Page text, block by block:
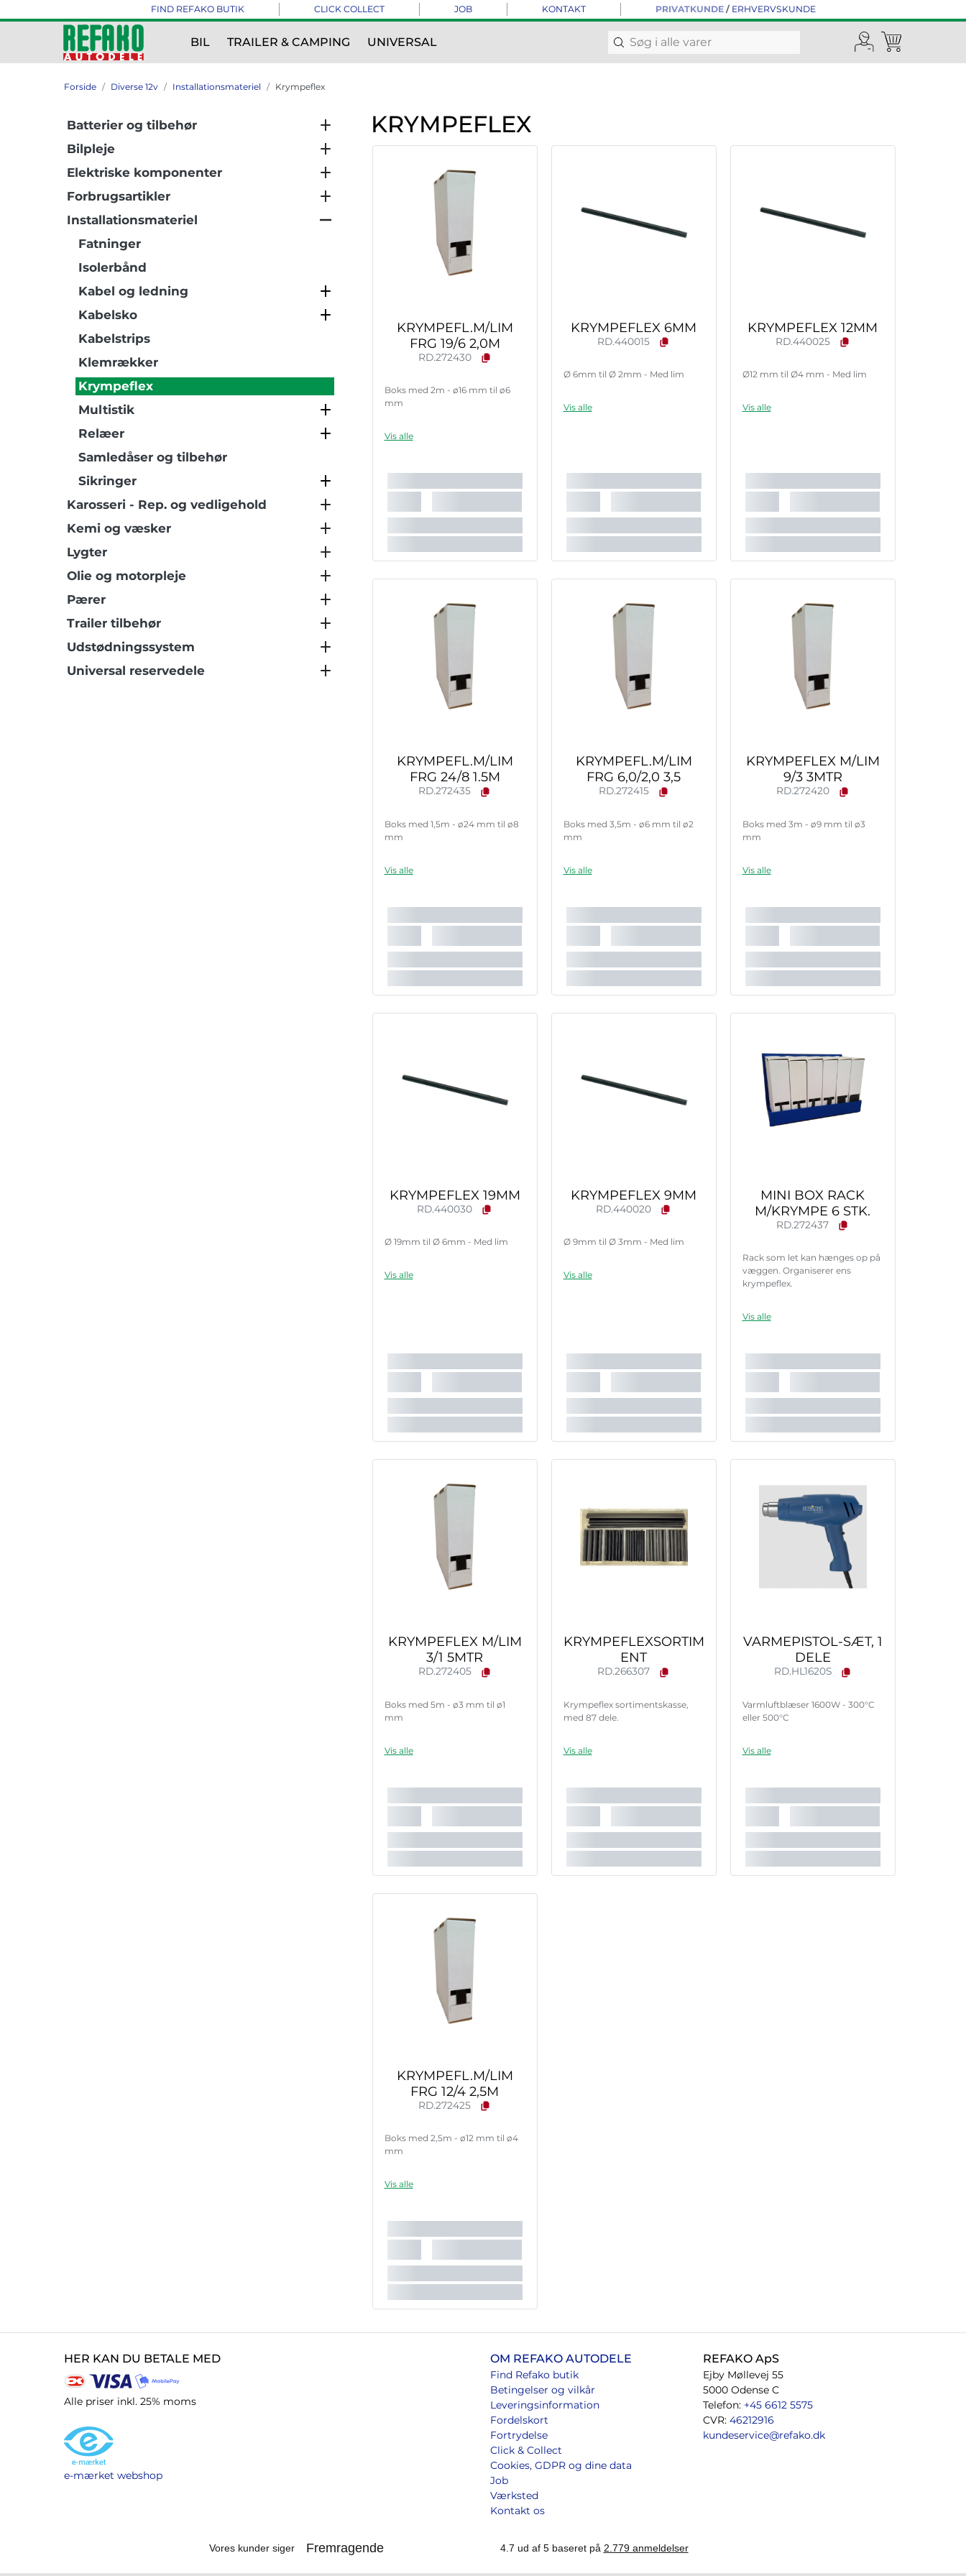
FIND REFAKO BUTIK CLICK COLLECT JOB KONTAKT PRIVATKUNDE/ ERHVERVSKUNDE
BIL TRAILER & CAMPING UNIVERSAL
Forside Diverse 12v Installationsmateriel Krympeflex
Batterier og tilbehør
Bilpleje
Elektriske komponenter
Forbrugsartikler
Installationsmateriel
Fatninger
Isolerbånd
Kabel og ledning
Kabelsko
Kabelstrips
Klemrækker
Krympeflex
Multistik
Relæer
Samledåser og tilbehør
Sikringer
Karosseri - Rep. og vedligehold
Kemi og væsker
Lygter
Olie og motorpleje
Pærer
Trailer tilbehør
Udstødningssystem
Universal reservedele
KRYMPEFLEX
KRYMPEFL.M/LIM
FRG 19/6 2,0M
RD.272430
Boks med 2m - ø16 mm til ø6
mm
Vis alle
KRYMPEFLEX 6MM
RD.440015
Ø 6mm til Ø 2mm - Med lim
Vis alle
KRYMPEFLEX 12MM
RD.440025
Ø12 mm til Ø4 mm - Med lim
Vis alle
KRYMPEFL.M/LIM
FRG 24/8 1.5M
RD.272435
Boks med 1,5m - ø24 mm til ø8
mm
Vis alle
KRYMPEFL.M/LIM
FRG 6,0/2,0 3,5
RD.272415
Boks med 3,5m - ø6 mm til ø2
mm
Vis alle
KRYMPEFLEX M/LIM
9/3 3MTR
RD.272420
Boks med 3m - ø9 mm til ø3
mm
Vis alle
KRYMPEFLEX 19MM
RD.440030
Ø 19mm til Ø 6mm - Med lim
Vis alle
KRYMPEFLEX 9MM
RD.440020
Ø 9mm til Ø 3mm - Med lim
Vis alle
MINI BOX RACK
M/KRYMPE 6 STK.
RD.272437
Rack som let kan hænges op på
væggen. Organiserer ens
krympeflex.
Vis alle
KRYMPEFLEX M/LIM
3/1 5MTR
RD.272405
Boks med 5m - ø3 mm til ø1
mm
Vis alle
KRYMPEFLEXSORTIM
ENT
RD.266307
Krympeflex sortimentskasse,
med 87 dele.
Vis alle
VARMEPISTOL-SÆT, 1
DELE
RD.HL1620S
Varmluftblæser 1600W - 300°C
eller 500°C
Vis alle
KRYMPEFL.M/LIM
FRG 12/4 2,5M
RD.272425
Boks med 2,5m - ø12 mm til ø4
mm
Vis alle
HER KAN DU BETALE MED
Alle priser inkl. 25% moms
e-mærket webshop
OM REFAKO AUTODELE
Find Refako butik
Betingelser og vilkår
Leveringsinformation
Fordelskort
Fortrydelse
Click & Collect
Cookies, GDPR og dine data
Job
Værksted
Kontakt os
REFAKO ApS
Ejby Møllevej 55
5000 Odense C
Telefon: +45 6612 5575
CVR: 46212916
kundeservice@refako.dk